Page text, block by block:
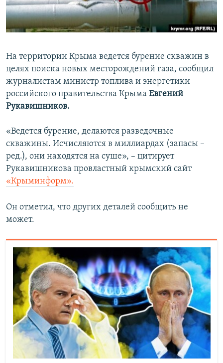
ПОБЕДИТЕЛЕЙ НЕ СУДЯТ?
КРЫМ.НЕПОКОРЕННЫЙ
УКРАИНСКАЯ ПРОБЛЕМА КРЫМА
ПРИСОЕДИНЯЙТЕСЬ!
На территории Крыма ведется бурение скважин в
целях поиска новых месторождений газа, сообщил
журналистам министр топлива и энергетики
российского правительства Крыма Евгений
Рукавишников.
«Ведется бурение, делаются разведочные
скважины. Исчисляются в миллиардах (запасы –
ред.), они находятся на суше», – цитирует
Рукавишникова провластный крымский сайт
«Крыминформ».
Он отметил, что других деталей сообщить не
может.